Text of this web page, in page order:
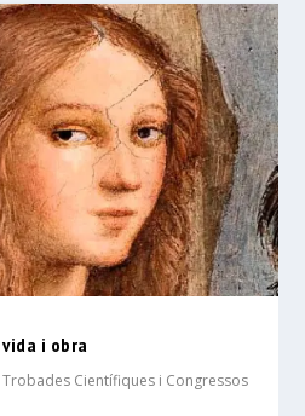
i obra
Trobades Científiques i Congressos